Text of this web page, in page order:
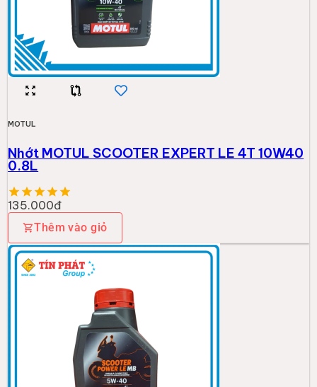
MOTUL
Nhớt MOTUL SCOOTER EXPERT LE 4T 10W40
0.8L
135.000đ
Thêm vào giỏ